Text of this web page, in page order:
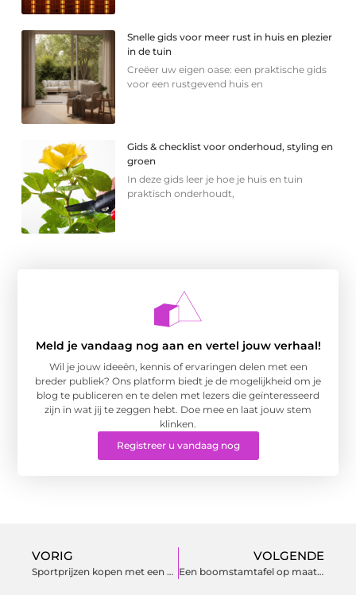
Snelle gids voor meer rust in huis en plezier
in de tuin
Creëer uw eigen oase: een praktische gids
voor een rustgevend huis en
Gids & checklist voor onderhoud, styling en
groen
In deze gids leer je hoe je huis en tuin
praktisch onderhoudt,
Meld je vandaag nog aan en vertel jouw verhaal!
Wil je jouw ideeën, kennis of ervaringen delen met een
breder publiek? Ons platform biedt je de mogelijkheid om je
blog te publiceren en te delen met lezers die geïnteresseerd
zijn in wat jij te zeggen hebt. Doe mee en laat jouw stem
klinken.
Registreer u vandaag nog
VORIG
Sportprijzen kopen met een klein budget
VOLGENDE
Een boomstamtafel op maat voor je woning in regio Arnhem schaf je aan voor het leven